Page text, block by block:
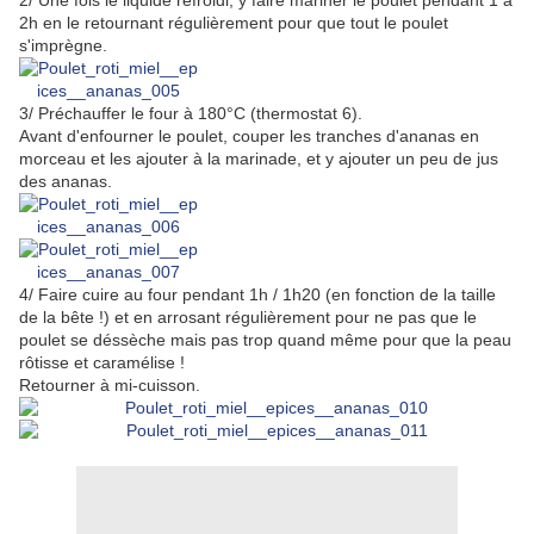
2h en le retournant régulièrement pour que tout le poulet
s'imprègne.
3/ Préchauffer le four à 180°C (thermostat 6).
Avant d'enfourner le poulet, couper les tranches d'ananas en
morceau et les ajouter à la marinade, et y ajouter un peu de jus
des ananas.
4/ Faire cuire au four pendant 1h / 1h20 (en fonction de la taille
de la bête !) et en arrosant régulièrement pour ne pas que le
poulet se déssèche mais pas trop quand même pour que la peau
rôtisse et caramélise !
Retourner à mi-cuisson.